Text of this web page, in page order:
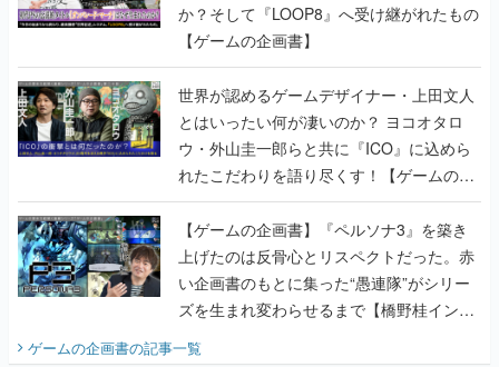
か？そして『LOOP8』へ受け継がれたもの
【ゲームの企画書】
世界が認めるゲームデザイナー・上田文人
とはいったい何が凄いのか？ ヨコオタロ
ウ・外山圭一郎らと共に『ICO』に込めら
れたこだわりを語り尽くす！【ゲームの企
画書】
【ゲームの企画書】『ペルソナ3』を築き
上げたのは反骨心とリスペクトだった。赤
い企画書のもとに集った“愚連隊”がシリー
ズを生まれ変わらせるまで【橋野桂インタ
ビュー】
ゲームの企画書の記事一覧